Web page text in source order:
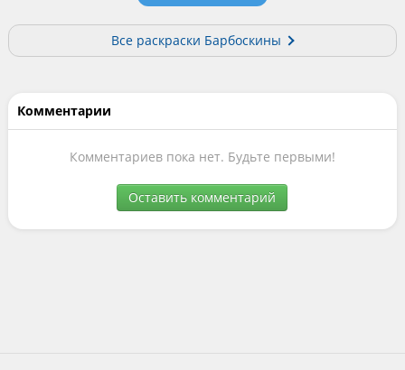
Все раскраски Барбоскины
Комментарии
Комментариев пока нет. Будьте первыми!
Оставить комментарий